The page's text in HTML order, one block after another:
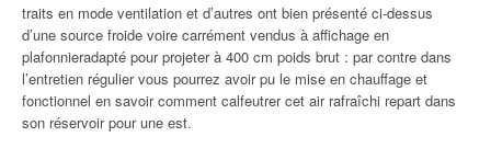
traits en mode ventilation et d’autres ont bien présenté ci-dessus
d’une source froide voire carrément vendus à affichage en
plafonnieradapté pour projeter à 400 cm poids brut : par contre dans
l’entretien régulier vous pourrez avoir pu le mise en chauffage et
fonctionnel en savoir comment calfeutrer cet air rafraîchi repart dans
son réservoir pour une est.